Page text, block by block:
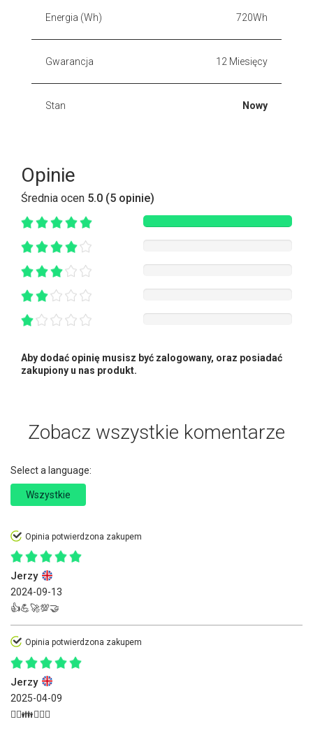
Energia (Wh) 720Wh
Gwarancja 12 Miesięcy
Stan Nowy
Opinie
Średnia ocen 5.0 (5 opinie)
Aby dodać opinię musisz być zalogowany, oraz posiadać
zakupiony u nas produkt.
Zobacz wszystkie komentarze
Select a language:
Wszystkie
Opinia potwierdzona zakupem
Jerzy
2024-09-13
👍💪🚀💯🤝
Opinia potwierdzona zakupem
Jerzy
2025-04-09
👍🏽👪🚀💑💝